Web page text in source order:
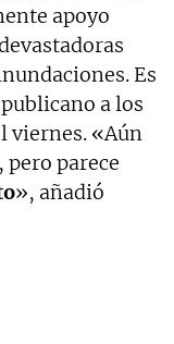
apoyo
Es
a los
viernes. «Aún
pero parece
», añadió